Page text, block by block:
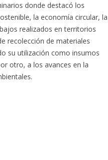
donde destacó los
la economía circular, la
realizados en territorios
recolección de materiales
su utilización como insumos
otro, a los avances en la